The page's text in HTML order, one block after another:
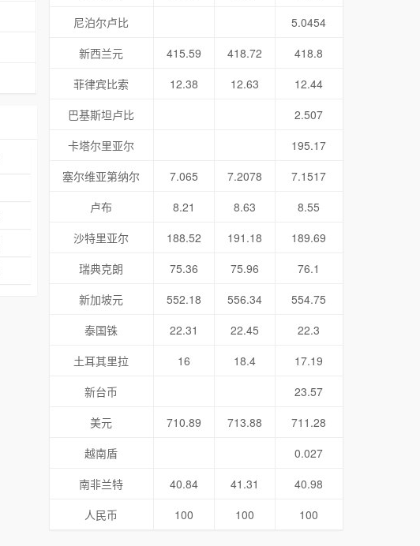
尼泊尔卢比
5.0454
新西兰元
415.59 418.72
418.8
菲律宾比索
12.38 12.63
12.44
巴基斯坦卢比
2.507
卡塔尔里亚尔
195.17
塞尔维亚第纳尔
7.065 7.2078
7.1517
卢布
8.21 8.63
8.55
沙特里亚尔
188.52 191.18
189.69
瑞典克朗
75.36 75.96
76.1
新加坡元
552.18 556.34
554.75
泰国铢
22.31 22.45
22.3
土耳其里拉
16 18.4
17.19
新台币
23.57
美元
710.89 713.88
711.28
越南盾
0.027
南非兰特
40.84 41.31
40.98
人民币
100 100 100